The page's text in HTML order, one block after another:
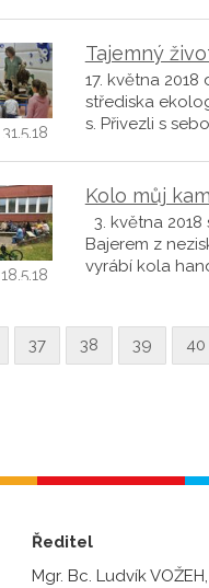
31.5.18
Tajemný
17. května
střediska
s. Přivezli s
18.5.18
Kolo můj
3. května
Bajerem z
vyrábí kola
37 38 39 40
Ředitel
Mgr. Bc. Ludvík